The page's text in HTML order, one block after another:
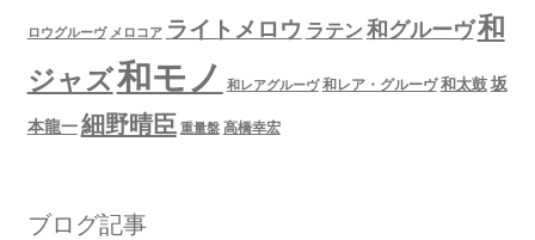
ロウグルーヴ メロコア ライトメロウ ラテン 和グルーヴ和
ジャズ和モノ 和レアグルーヴ 和レア・グルーヴ 和太鼓坂
本龍一細野晴臣 重量盤 高橋幸宏
ブログ記事